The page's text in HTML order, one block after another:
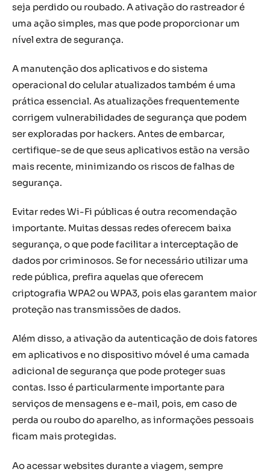
seja perdido ou roubado. A ativação do rastreador é
uma ação simples, mas que pode proporcionar um
nível extra de segurança.
A manutenção dos aplicativos e do sistema
operacional do celular atualizados também é uma
prática essencial. As atualizações frequentemente
corrigem vulnerabilidades de segurança que podem
ser exploradas por hackers. Antes de embarcar,
certifique-se de que seus aplicativos estão na versão
mais recente, minimizando os riscos de falhas de
segurança.
Evitar redes Wi-Fi públicas é outra recomendação
importante. Muitas dessas redes oferecem baixa
segurança, o que pode facilitar a interceptação de
dados por criminosos. Se for necessário utilizar uma
rede pública, prefira aquelas que oferecem
criptografia WPA2 ou WPA3, pois elas garantem maior
proteção nas transmissões de dados.
Além disso, a ativação da autenticação de dois fatores
em aplicativos e no dispositivo móvel é uma camada
adicional de segurança que pode proteger suas
contas. Isso é particularmente importante para
serviços de mensagens e e-mail, pois, em caso de
perda ou roubo do aparelho, as informações pessoais
ficam mais protegidas.
Ao acessar websites durante a viagem, sempre